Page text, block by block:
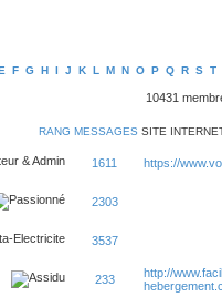
F G H I J K L M N O P Q R S T
10431
RANG MESSAGES SITE
1611 https://
2303
3537
233
http://